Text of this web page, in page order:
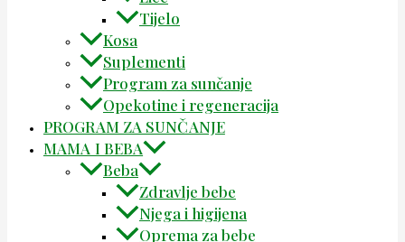
Tijelo
Kosa
Suplementi
Program za sunčanje
Opekotine i regeneracija
PROGRAM ZA SUNČANJE
MAMA I BEBA
Beba
Zdravlje bebe
Njega i higijena
Oprema za bebe